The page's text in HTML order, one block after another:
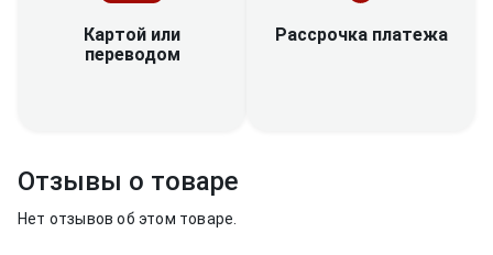
Картой или
переводом
Рассрочка платежа
Отзывы о товаре
Нет отзывов об этом товаре.